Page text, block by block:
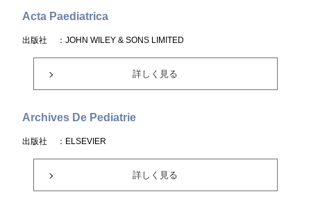
Acta Paediatrica
出版社 ：JOHN WILEY & SONS LIMITED
詳しく見る
Archives De Pediatrie
出版社 ：ELSEVIER
詳しく見る